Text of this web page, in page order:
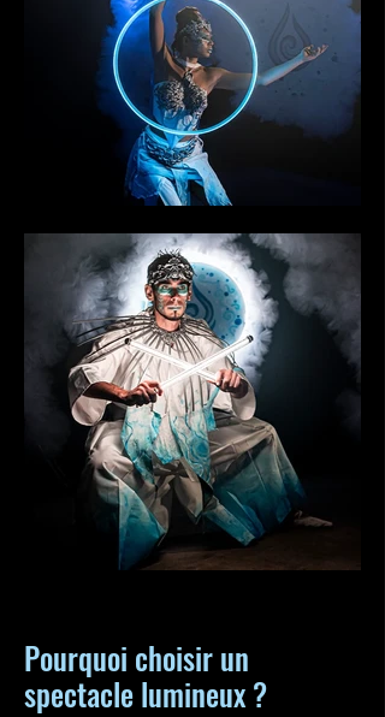
Pourquoi choisir un
spectacle lumineux ?